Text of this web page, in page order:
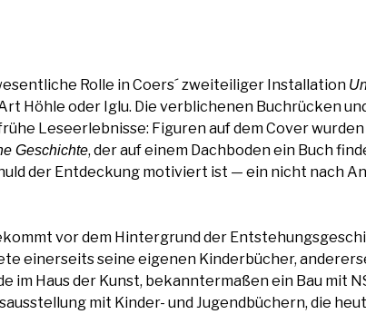
Rol­le in Coers´ zwei­tei­li­ger Instal­la­ti­on
Höh­le oder Iglu. Die ver­bli­che­nen Buch­rü­cken
Lese­er­leb­nis­se: Figu­ren auf dem Cover
Geschich­te, der auf einem Dach­bo­den ein Buch
der Ent­de­ckung moti­viert ist — ein nicht nach
vor dem Hin­ter­grund der
einer­seits sei­ne eige­nen Kin­der­bü­cher,
im Haus der Kunst, bekann­ter­ma­ßen ein Bau mit
mit Kin­der- und Jugend­bü­chern, die